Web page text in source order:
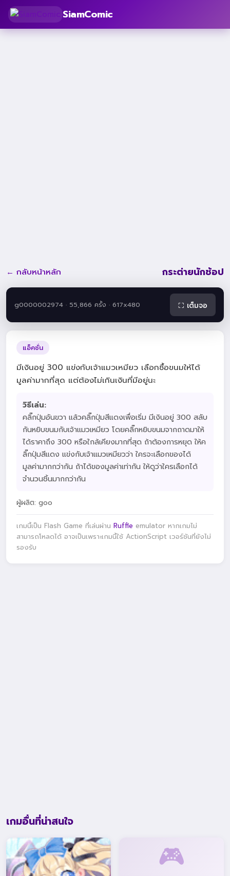
SiamComic
← กลับหน้าหลัก กระต่ายนักช้อป
g0000002974 · 55,866 ครั้ง · 617x480 ⛶ เต็มจอ
แอ็คชั่น
มีเงินอยู่ 300 แข่งกับเจ้าแมวเหมียว เลือกซื้อขนมให้ได้
มูลค่ามากที่สุด แต่ต้องไม่เกินเงินที่มีอยู่นะ
วิธีเล่น:
คลิ๊กปุ่มอันขวา แล้วคลิ๊กปุ่มสีแดงเพื่อเริ่ม มีเงินอยู่ 300 สลับ
กันหยิบขนมกับเจ้าแมวเหมียว โดยคลิ๊กหยิบขนมจากถาดมาให้
ได้ราคาถึง 300 หรือใกล้เคียงมากที่สุด ถ้าต้องการหยุด ให้ค
ลิ๊กปุ่มสีแดง แข่งกับเจ้าแมวเหมียวว่า ใครจะเลือกของได้
มูลค่ามากกว่ากัน ถ้าได้ของมูลค่าเท่ากัน ให้ดูว่าใครเลือกได้
จำนวนชิ้นมากกว่ากัน
ผู้ผลิต: goo
เกมนี้เป็น Flash Game ที่เล่นผ่าน Ruffle emulator หากเกมไม่
สามารถโหลดได้ อาจเป็นเพราะเกมนี้ใช้ ActionScript เวอร์ชันที่ยังไม่
รองรับ
เกมอื่นที่น่าสนใจ
🎮